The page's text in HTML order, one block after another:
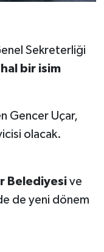
Sekreterliği
bir isim
Gencer Uçar,
olacak.
Belediyesive
de yeni dönem